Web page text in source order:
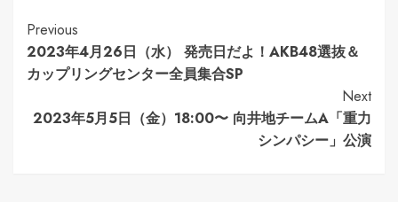
Continue
Reading
Previous
2023年4月26日（水） 発売日だよ！AKB48選抜＆
カップリングセンター全員集合SP
Next
2023年5月5日（金）18:00〜 向井地チームA「重力
シンパシー」公演